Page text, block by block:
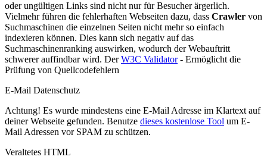
oder ungültigen Links sind nicht nur für Besucher ärgerlich.
Vielmehr führen die fehlerhaften Webseiten dazu, dass Crawler von
Suchmaschinen die einzelnen Seiten nicht mehr so einfach
indexieren können. Dies kann sich negativ auf das
Suchmaschinenranking auswirken, wodurch der Webauftritt
schwerer auffindbar wird. DerW3C Validator- Ermöglicht die
Prüfung von Quellcodefehlern
E-Mail Datenschutz
Achtung! Es wurde mindestens eine E-Mail Adresse im Klartext auf
deiner Webseite gefunden. Benutze dieses kostenlose Tool um E-
Mail Adressen vor SPAM zu schützen.
Veraltetes HTML